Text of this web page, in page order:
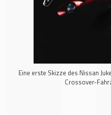
Eine erste Skizze des Nissan
Crossover-